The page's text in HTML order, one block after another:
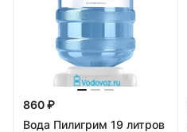
860 ₽
Вода Пилигрим 19 литров